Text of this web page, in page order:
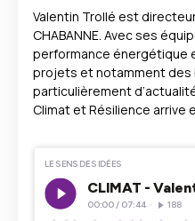
Valentin Trollé est
CHABANNE. Avec ses
performance énergétique
projets et notamment des
particulièrement
Climat et Résilience arrive